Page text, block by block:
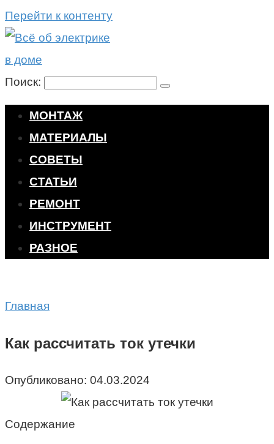
Перейти к контенту
Поиск:
МОНТАЖ
МАТЕРИАЛЫ
СОВЕТЫ
СТАТЬИ
РЕМОНТ
ИНСТРУМЕНТ
РАЗНОЕ
Главная
Как рассчитать ток утечки
Опубликовано: 04.03.2024
Содержание